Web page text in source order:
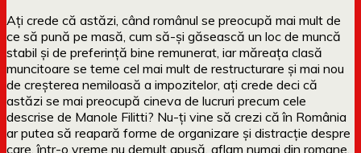
Ați crede că astăzi, când românul se preocupă mai mult de
ce să pună pe masă, cum să-și găsească un loc de muncă
stabil și de preferință bine remunerat, iar măreața clasă
muncitoare se teme cel mai mult de restructurare și mai nou
de creșterea nemiloasă a impozitelor, ați crede deci că
astăzi se mai preocupă cineva de lucruri precum cele
descrise de Manole Filitti? Nu-ți vine să crezi că în România
ar putea să reapară forme de organizare și distracție despre
care, într-o vreme nu demult apusă, aflam numai din romane.